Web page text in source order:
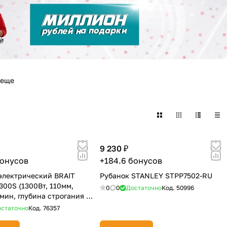
еще
BRAIT
(1300Вт, 110мм,
глубина строгания 0-
Код. 76357
9 230 ₽
+184.6 бонусов
Рубанок STANLEY STPP7502-RU
0 0 ДостаточноКод. 50996